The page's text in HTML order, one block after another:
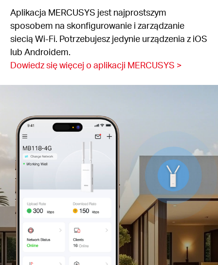
Aplikacja MERCUSYS jest najprostszym
sposobem na skonfigurowanie i zarządzanie
siecią Wi-Fi. Potrzebujesz jedynie urządzenia z iOS
lub Androidem.
Dowiedz się więcej o aplikacji MERCUSYS >